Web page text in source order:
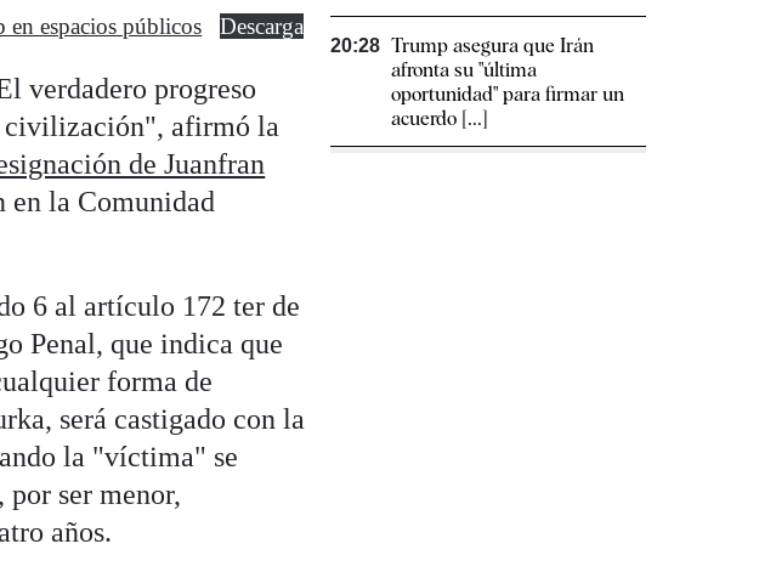
espacios públicos Descarga
verdadero progreso
civilización", afirmó la
de Juanfran
en la Comunidad
6 al artículo 172 ter de
Penal, que indica que
forma de
será castigado con la
la "víctima" se
ser menor,
años.
20:28 Trump asegura que Irán
afronta su "última
oportunidad" para firmar un
acuerdo [...]